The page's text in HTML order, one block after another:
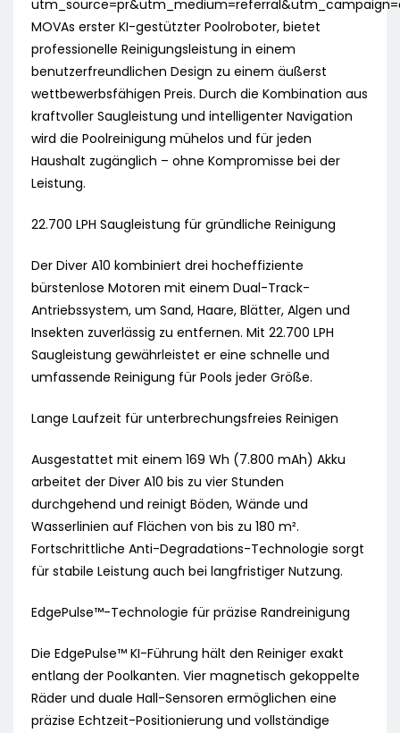
MOVAs erster KI-gestützter Poolroboter, bietet
professionelle Reinigungsleistung in einem
benutzerfreundlichen Design zu einem äußerst
wettbewerbsfähigen Preis. Durch die Kombination aus
kraftvoller Saugleistung und intelligenter Navigation
wird die Poolreinigung mühelos und für jeden
Haushalt zugänglich – ohne Kompromisse bei der
Leistung.
22.700 LPH Saugleistung für gründliche Reinigung
Der Diver A10 kombiniert drei hocheffiziente
bürstenlose Motoren mit einem Dual-Track-
Antriebssystem, um Sand, Haare, Blätter, Algen und
Insekten zuverlässig zu entfernen. Mit 22.700 LPH
Saugleistung gewährleistet er eine schnelle und
umfassende Reinigung für Pools jeder Größe.
Lange Laufzeit für unterbrechungsfreies Reinigen
Ausgestattet mit einem 169 Wh (7.800 mAh) Akku
arbeitet der Diver A10 bis zu vier Stunden
durchgehend und reinigt Böden, Wände und
Wasserlinien auf Flächen von bis zu 180 m².
Fortschrittliche Anti-Degradations-Technologie sorgt
für stabile Leistung auch bei langfristiger Nutzung.
EdgePulse™-Technologie für präzise Randreinigung
Die EdgePulse™ KI-Führung hält den Reiniger exakt
entlang der Poolkanten. Vier magnetisch gekoppelte
Räder und duale Hall-Sensoren ermöglichen eine
präzise Echtzeit-Positionierung und vollständige